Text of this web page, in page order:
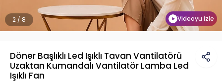
2 / 8 Videoyu izle
Döner Başlıklı Led Işıklı Tavan Vantilatörü
Uzaktan Kumandalı Vantilatör Lamba Led
Işıklı Fan